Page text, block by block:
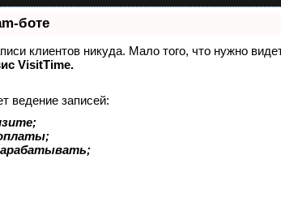
боте
клиентов никуда. Мало того, что нужно
VisitTime.
ведение записей: